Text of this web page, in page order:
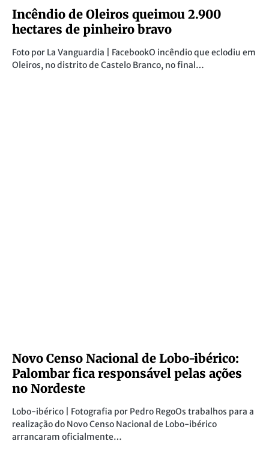
Incêndio de Oleiros queimou 2.900
hectares de pinheiro bravo
Foto por La Vanguardia | FacebookO incêndio que eclodiu em
Oleiros, no distrito de Castelo Branco, no final…
Novo Censo Nacional de Lobo-ibérico:
Palombar fica responsável pelas ações
no Nordeste
Lobo-ibérico | Fotografia por Pedro RegoOs trabalhos para a
realização do Novo Censo Nacional de Lobo-ibérico
arrancaram oficialmente…